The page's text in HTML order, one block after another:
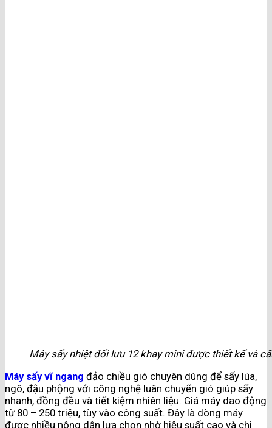
Máy sấy nhiệt đối lưu 12 khay mini được thiết kế và
Máy sấy vĩ ngang đảo chiều gió chuyên dùng để sấy lúa,
ngô, đậu phộng với công nghệ luân chuyển gió giúp sấy
nhanh, đồng đều và tiết kiệm nhiên liệu. Giá máy dao động
từ 80 – 250 triệu, tùy vào công suất. Đây là dòng máy
được nhiều nông dân lựa chọn nhờ hiệu suất cao và chi